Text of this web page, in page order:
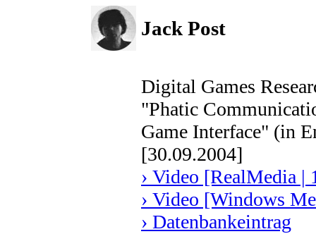
Jack Post
Digital Games
"Phatic
Game Interface" (in
[30.09.2004]
› Video [RealMedia |
› Video [Windows
› Datenbankeintrag